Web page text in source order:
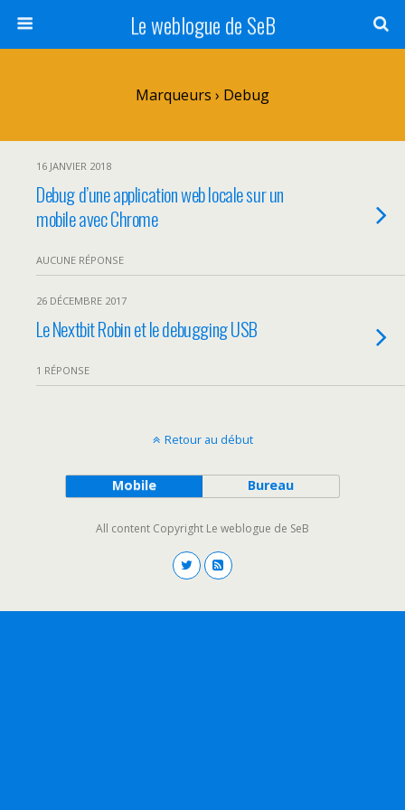
Le weblogue de SeB
Marqueurs › Debug
16 JANVIER 2018
Debug d’une application web locale sur un
mobile avec Chrome
AUCUNE RÉPONSE
26 DÉCEMBRE 2017
Le Nextbit Robin et le debugging USB
1 RÉPONSE
Retour au début
Mobile Bureau
All content Copyright Le weblogue de SeB